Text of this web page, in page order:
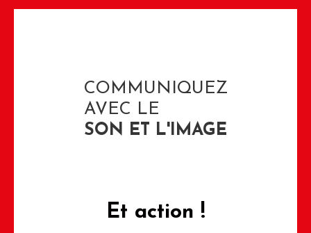
COMMUNIQUEZ
AVEC LE
SON ET L'IMAGE
Et action !